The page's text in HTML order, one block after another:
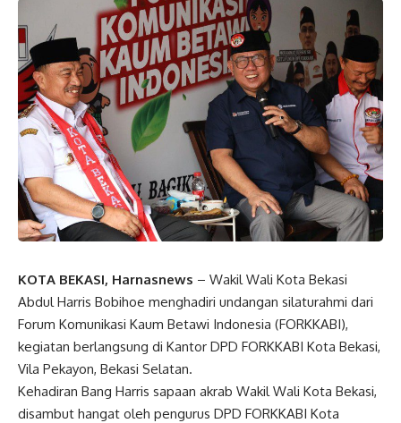
KOTA BEKASI, Harnasnews – Wakil Wali Kota Bekasi
Abdul Harris Bobihoe menghadiri undangan silaturahmi dari
Forum Komunikasi Kaum Betawi Indonesia (FORKKABI),
kegiatan berlangsung di Kantor DPD FORKKABI Kota Bekasi,
Vila Pekayon, Bekasi Selatan.
Kehadiran Bang Harris sapaan akrab Wakil Wali Kota Bekasi,
disambut hangat oleh pengurus DPD FORKKABI Kota